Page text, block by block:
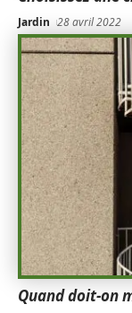
Jardin 28 avril 2022
Quand doit-on